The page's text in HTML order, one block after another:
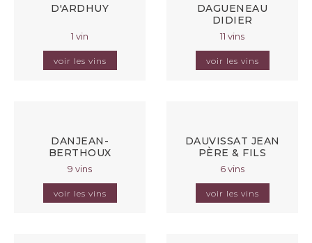
D'ARDHUY
1 vin
voir les vins
DAGUENEAU
DIDIER
11 vins
voir les vins
DANJEAN-
BERTHOUX
9 vins
voir les vins
DAUVISSAT JEAN
PÈRE & FILS
6 vins
voir les vins